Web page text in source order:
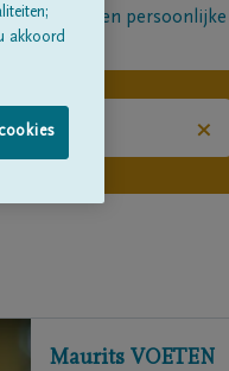
met een persoonlijke
×
Maurits VOETEN
akkoord